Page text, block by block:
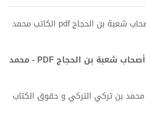
تحميل كتاب معرفة أصحاب شعبة بن الحجاج pdf الكاتب محمد
تحميل كتاب معرفة أصحاب شعبة بن الحجاج PDF - محمد
بن تركي التركي و حقوق الكتاب